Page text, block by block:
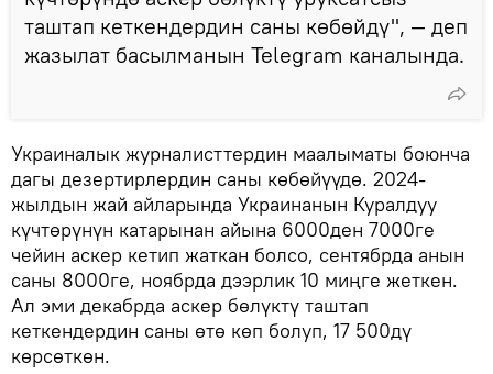
таштап кеткендердин саны көбөйдү", — деп
жазылат басылманын Telegram каналында.
Украиналык журналисттердин маалыматы боюнча
дагы дезертирлердин саны көбөйүүдө. 2024-
жылдын жай айларында Украинанын Куралдуу
күчтөрүнүн катарынан айына 6000ден 7000ге
чейин аскер кетип жаткан болсо, сентябрда анын
саны 8000ге, ноябрда дээрлик 10 миңге жеткен.
Ал эми декабрда аскер бөлүктү таштап
кеткендердин саны өтө көп болуп, 17 500дү
көрсөткөн.